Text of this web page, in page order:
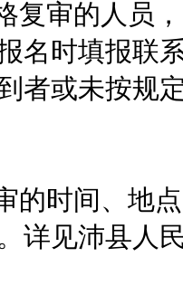
审的人员，
名时填报联
者或未按规
时间、地点
详见沛县人